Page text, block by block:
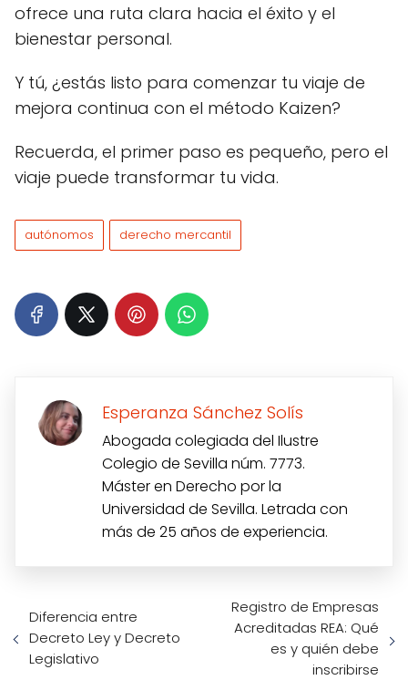
ofrece una ruta clara hacia el éxito y el
bienestar personal.
Y tú, ¿estás listo para comenzar tu viaje de
mejora continua con el método Kaizen?
Recuerda, el primer paso es pequeño, pero el
viaje puede transformar tu vida.
autónomos derecho mercantil
Esperanza Sánchez Solís
Abogada colegiada del Ilustre
Colegio de Sevilla núm. 7773.
Máster en Derecho por la
Universidad de Sevilla. Letrada con
más de 25 años de experiencia.
Diferencia entre
Decreto Ley y Decreto
Legislativo
Registro de Empresas
Acreditadas REA: Qué
es y quién debe
inscribirse